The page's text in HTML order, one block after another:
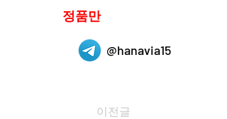
정품만
@hanavia15
이전글